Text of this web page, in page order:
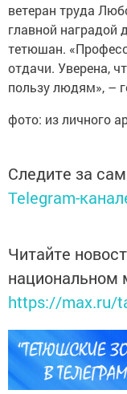
ветеран труда
главной наградой
тетюшан.
отдачи. Уверена,
пользу людям», –
фото: из личного
Следите за
Telegram-
Читайте
национальном
https://max.ru/